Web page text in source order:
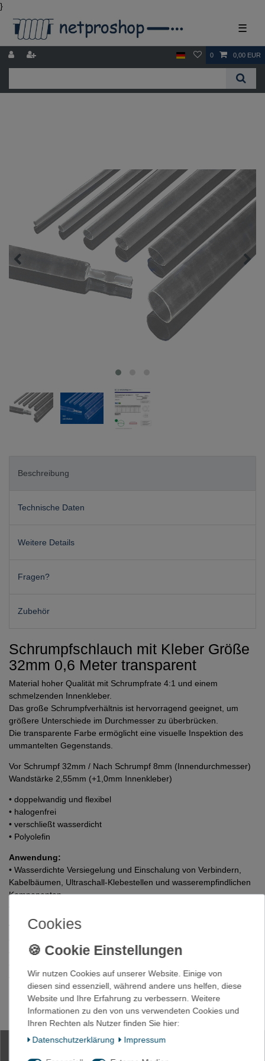
}
☰
0 0,00 EUR
Beschreibung
Technische Daten
Weitere Details
Fragen?
Zubehör
Schrumpfschlauch mit Kleber Größe
32mm 0,6 Meter transparent
Material hoher Qualität mit Schrumpfrate 4:1 und einem
schmelzenden Innenkleber.
Das große Schrumpfverhältnis ist hervorragend geeignet, um
größere Unterschiede im Durchmesser zu überbrücken.
Die transparente Farbe ermöglicht eine visuelle Inspektion des
ummantelten Gegenstands.
Vor Schrumpf 32mm / Nach Schrumpf 8mm (Innendurchmesser)
Wandstärke 2,55mm (+1,0mm Innenkleber)
• doppelwandig und flexibel
• halogenfrei
• verschließt wasserdicht
• Polyolefin
Anwendung:
• Wasserdichte Versiegelung und Einschalung von Verbindern,
Kabelbäumen, Ultraschall-Klebestellen und wasserempfindlichen
Komponenten
Technische Daten:
• Betriebstemperatur: -55°C bis 105°C
• Durchschlagsfestigkeit: 30kV/mm
Liefermaß: 0,6 Meter
0,6m Schrumpfschlauch mit Kleber
Cookies
Wir nutzen Cookies auf unserer Website. Einige von
diesen sind essenziell, während andere uns helfen, diese
Website und Ihre Erfahrung zu verbessern. Weitere
Informationen zu den von uns verwendeten Cookies und
Ihren Rechten als Nutzer finden Sie hier:
Daten­schutz­erklärung
Impressum